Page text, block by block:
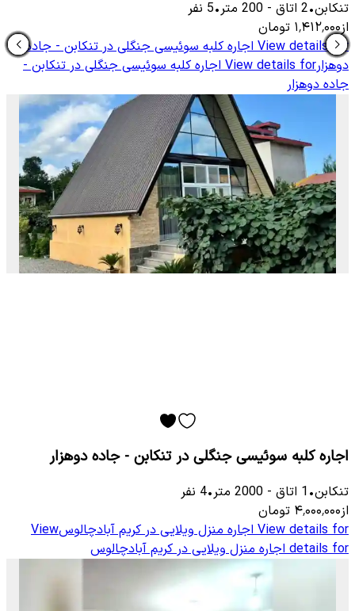
تنکابن•
2 اتاق -
200 متر•
5 نفر
از۱٬۴۱۲٬۰۰۰ تومان
View details for اجاره کلبه سوئیسی جنگلی در تنکابن - جاده
دوهزارView details for اجاره کلبه سوئیسی جنگلی در تنکابن -
جاده دوهزار
اجاره کلبه سوئیسی جنگلی در تنکابن - جاده دوهزار
تنکابن•
1 اتاق -
2000 متر•
4 نفر
از۴٬۰۰۰٬۰۰۰ تومان
View details for اجاره منزل ویلایی در کریم آبادچالوسView
details for اجاره منزل ویلایی در کریم آبادچالوس